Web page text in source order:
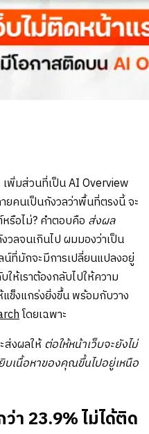
พิ่มส่วนที่เป็น AI Overview
ยคนเป็นกังวลว่าพื้นที่ตรงนี้ จะ
รือไม่? คำตอบคือ ส่งผล
วลจนเกินไป ผมมองว่าเป็น
น์ที่มักจะมีการเปลี่ยนแปลงอยู่
ห้เราต้องกลับไปให้ความ
ข็งแกร่งยิ่งขึ้น พร้อมกับวาง
โดยเฉพาะ
ส่งผลให้ต่อให้หน้าเว็บจะยังไม่
เนื้อหาของคุณขึ้นไปอยู่เหนือ
า 23.9% ไม่ได้ติด